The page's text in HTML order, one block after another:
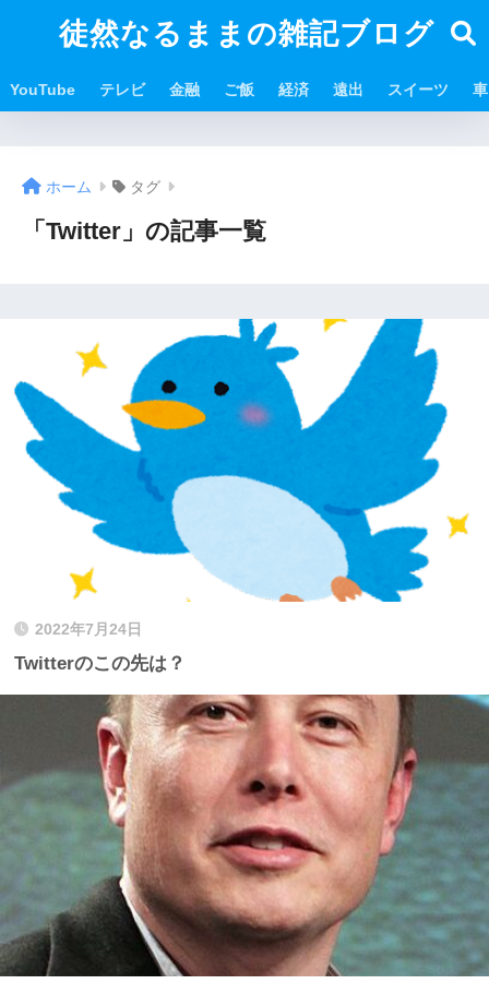
徒然なるままの雑記ブログ
YouTube テレビ 金融 ご飯 経済 遠出 スイーツ 車
ホーム タグ
「Twitter」の記事一覧
2022年7月24日
Twitterのこの先は？